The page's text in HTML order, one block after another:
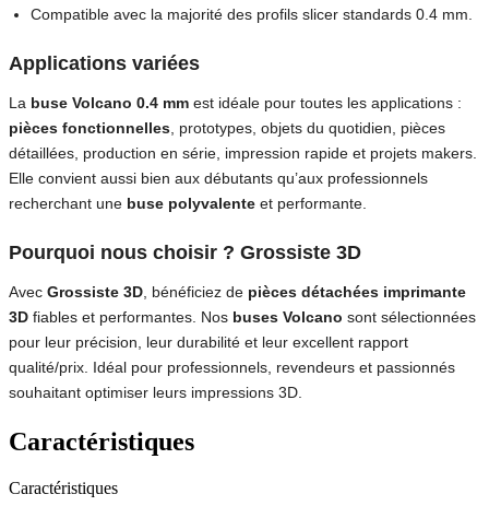
Compatible avec la majorité des profils slicer standards 0.4 mm.
Applications variées
La buse Volcano 0.4 mm est idéale pour toutes les applications :
pièces fonctionnelles, prototypes, objets du quotidien, pièces
détaillées, production en série, impression rapide et projets makers.
Elle convient aussi bien aux débutants qu’aux professionnels
recherchant une buse polyvalente et performante.
Pourquoi nous choisir ? Grossiste 3D
Avec Grossiste 3D, bénéficiez de pièces détachées imprimante
3D fiables et performantes. Nos buses Volcano sont sélectionnées
pour leur précision, leur durabilité et leur excellent rapport
qualité/prix. Idéal pour professionnels, revendeurs et passionnés
souhaitant optimiser leurs impressions 3D.
Caractéristiques
Caractéristiques